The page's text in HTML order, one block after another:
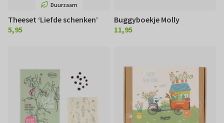
Duurzaam
Theeset ‘Liefde schenken’
€ 5,95
5,95
Buggyboekje Molly
€ 11,95
11,95